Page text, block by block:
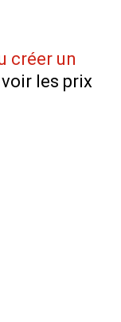
créer un
les prix